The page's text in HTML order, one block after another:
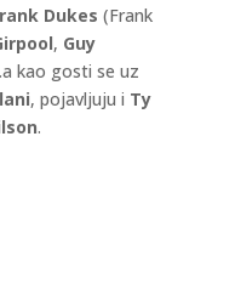
Dukes (Frank
, Guy
kao gosti se uz
, pojavljuju i Ty
.